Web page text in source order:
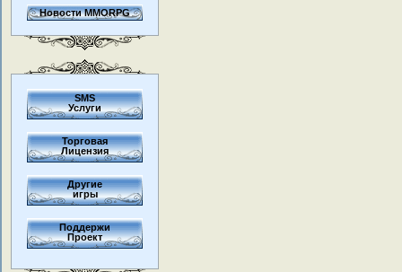
Новости MMORPG
SMS
Услуги
Торговая
Лицензия
Другие
игры
Поддержи
Проект